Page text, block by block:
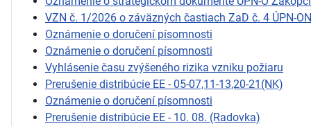
VZN č. 1/2026 o záväzných častiach ZaD č. 4 ÚPN-ON
Oznámenie o doručení písomnosti
Oznámenie o doručení písomnosti
Vyhlásenie času zvýšeného rizika vzniku požiaru
Prerušenie distribúcie EE - 05-07,11-13,20-21(NK)
Oznámenie o doručení písomnosti
Prerušenie distribúcie EE - 10. 08. (Radovka)